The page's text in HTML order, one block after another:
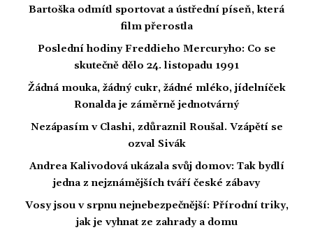
Bartoška odmítl sportovat a ústřední píseň, která
film přerostla
Poslední hodiny Freddieho Mercuryho: Co se
skutečně dělo 24. listopadu 1991
Žádná mouka, žádný cukr, žádné mléko, jídelníček
Ronalda je záměrně jednotvárný
Nezápasím v Clashi, zdůraznil Roušal. Vzápětí se
ozval Sivák
Andrea Kalivodová ukázala svůj domov: Tak bydlí
jedna z nejznámějších tváří české zábavy
Vosy jsou v srpnu nejnebezpečnější: Přírodní triky,
jak je vyhnat ze zahrady a domu